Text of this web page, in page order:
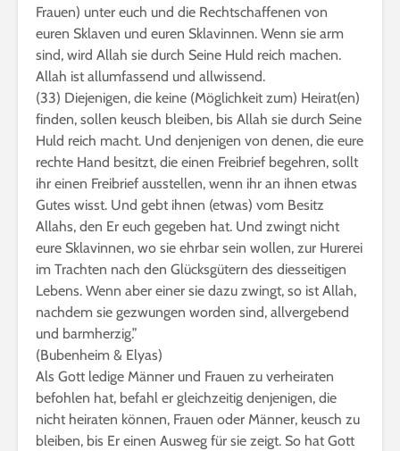
Frauen) unter euch und die Rechtschaffenen von
euren Sklaven und euren Sklavinnen. Wenn sie arm
sind, wird Allah sie durch Seine Huld reich machen.
Allah ist allumfassend und allwissend.
(33) Diejenigen, die keine (Möglichkeit zum) Heirat(en)
finden, sollen keusch bleiben, bis Allah sie durch Seine
Huld reich macht. Und denjenigen von denen, die eure
rechte Hand besitzt, die einen Freibrief begehren, sollt
ihr einen Freibrief ausstellen, wenn ihr an ihnen etwas
Gutes wisst. Und gebt ihnen (etwas) vom Besitz
Allahs, den Er euch gegeben hat. Und zwingt nicht
eure Sklavinnen, wo sie ehrbar sein wollen, zur Hurerei
im Trachten nach den Glücksgütern des diesseitigen
Lebens. Wenn aber einer sie dazu zwingt, so ist Allah,
nachdem sie gezwungen worden sind, allvergebend
und barmherzig.”
(Bubenheim & Elyas)
Als Gott ledige Männer und Frauen zu verheiraten
befohlen hat, befahl er gleichzeitig denjenigen, die
nicht heiraten können, Frauen oder Männer, keusch zu
bleiben, bis Er einen Ausweg für sie zeigt. So hat Gott